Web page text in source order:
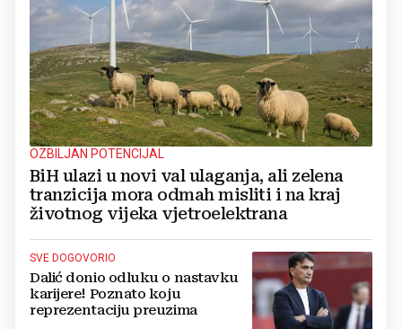
OZBILJAN POTENCIJAL
BiH ulazi u novi val ulaganja, ali zelena
tranzicija mora odmah misliti i na kraj
životnog vijeka vjetroelektrana
SVE DOGOVORIO
Dalić donio odluku o nastavku
karijere! Poznato koju
reprezentaciju preuzima